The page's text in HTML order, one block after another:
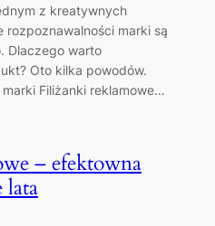
z kreatywnych
rozpoznawalności marki są
Dlaczego warto
Oto kilka powodów.
Filiżanki reklamowe…
– efektowna
lata